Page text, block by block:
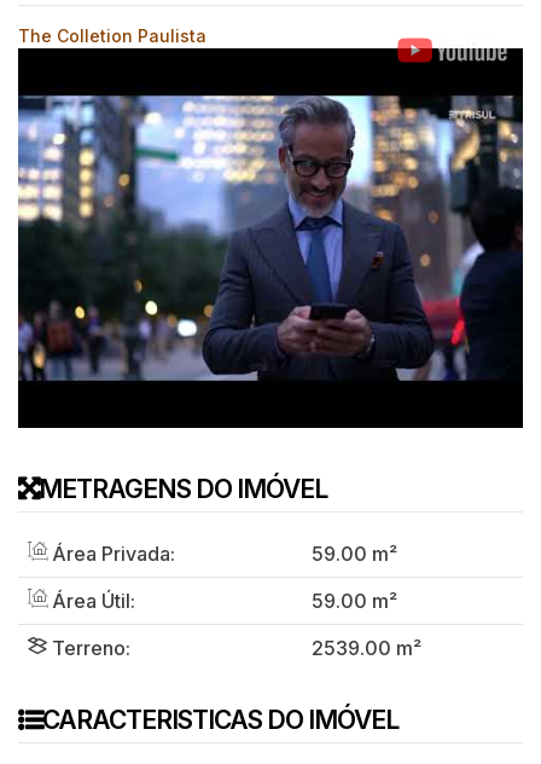
The Colletion Paulista
METRAGENS DO IMÓVEL
Área Privada: 59.00 m²
Área Útil:
59.00 m²
Terreno:
2539.00 m²
CARACTERISTICAS DO IMÓVEL